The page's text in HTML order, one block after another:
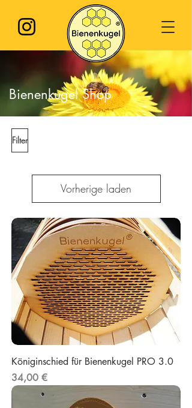
Bienenkugel Shop
Filter
Vorherige laden
Königinschied für Bienenkugel PRO 3.0
Preis
34,00 €